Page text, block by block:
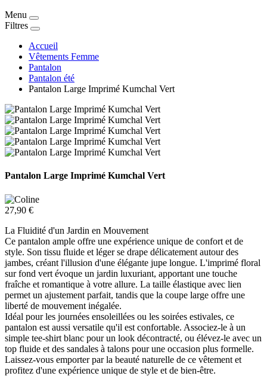
Menu
Filtres
Accueil
Vêtements Femme
Pantalon
Pantalon été
Pantalon Large Imprimé Kumchal Vert
Pantalon Large Imprimé Kumchal Vert
27,90 €
La Fluidité d'un Jardin en Mouvement
Ce pantalon ample offre une expérience unique de confort et de
style. Son tissu fluide et léger se drape délicatement autour des
jambes, créant l'illusion d'une élégante jupe longue. L'imprimé floral
sur fond vert évoque un jardin luxuriant, apportant une touche
fraîche et romantique à votre allure. La taille élastique avec lien
permet un ajustement parfait, tandis que la coupe large offre une
liberté de mouvement inégalée.
Idéal pour les journées ensoleillées ou les soirées estivales, ce
pantalon est aussi versatile qu'il est confortable. Associez-le à un
simple tee-shirt blanc pour un look décontracté, ou élévez-le avec un
top fluide et des sandales à talons pour une occasion plus formelle.
Laissez-vous emporter par la beauté naturelle de ce vêtement et
profitez d'une expérience unique de style et de bien-être.